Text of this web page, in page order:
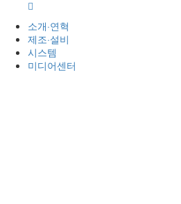
소개·연혁
제조·설비
시스템
미디어센터